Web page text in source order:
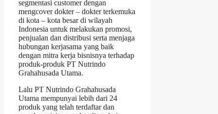
segmentasi customer dengan
mengcover dokter – dokter terkemuka
di kota – kota besar di wilayah
Indonesia untuk melakukan promosi,
penjualan dan distribusi serta menjaga
hubungan kerjasama yang baik
dengan mitra kerja bisnisnya terhadap
produk-produk PT Nutrindo
Grahahusada Utama.
Lalu PT Nutrindo Grahahusada
Utama mempunyai lebih dari 24
produk yang telah terdaftar dan